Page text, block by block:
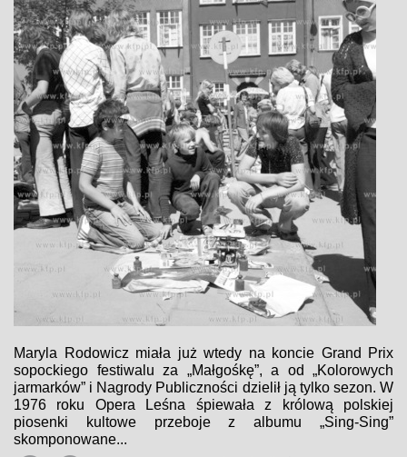
Maryla Rodowicz miała już wtedy na koncie Grand Prix
sopockiego festiwalu za „Małgośkę”, a od „Kolorowych
jarmarków” i Nagrody Publiczności dzielił ją tylko sezon. W
1976 roku Opera Leśna śpiewała z królową polskiej
piosenki kultowe przeboje z albumu „Sing-Sing”
skomponowane...